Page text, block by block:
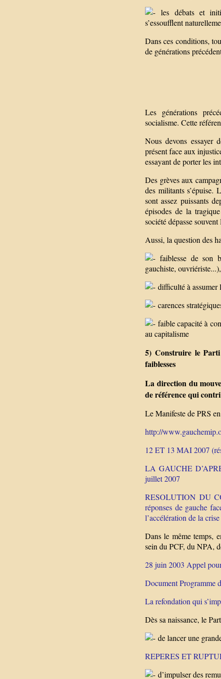
les débats et
s’essoufflent
Dans ces conditions,
de générations
Les générations
socialisme. Cette
Nous devons essayer
présent face aux
essayant de porter les
Des grèves aux
des militants s’épuise.
sont assez puissants
épisodes de la
société dépasse
Aussi, la question des
faiblesse de son
gauchiste, ouvriériste...),
difficulté à assumer
carences
faible capacité à
au capitalisme
5) Construire le
faiblesses
La direction du
de référence qui
Le Manifeste de PRS
http://
12 ET 13 MAI 2007
LA GAUCHE
juillet 2007
RESOLUTION DU
réponses de gauche
l’accélération de la
Dans le même temps,
sein du PCF, du NPA,
28 juin 2003 Appel
Document Programme
La refondation qui
Dès sa naissance, le
de lancer une
REPERES ET
d’impulser des